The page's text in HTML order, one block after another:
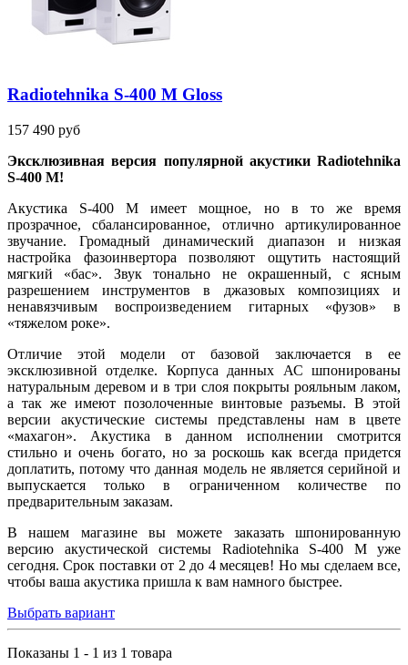
Radiotehnika S-400 M Gloss
157 490 руб
Эксклюзивная версия популярной акустики Radiotehnika
S-400 M!
Акустика S-400 M имеет мощное, но в то же время
прозрачное, сбалансированное, отлично артикулированное
звучание. Громадный динамический диапазон и низкая
настройка фазоинвертора позволяют ощутить настоящий
мягкий «бас». Звук тонально не окрашенный, с ясным
разрешением инструментов в джазовых композициях и
ненавязчивым воспроизведением гитарных «фузов» в
«тяжелом роке».
Отличие этой модели от базовой заключается в ее
эксклюзивной отделке. Корпуса данных АС шпонированы
натуральным деревом и в три слоя покрыты рояльным лаком,
а так же имеют позолоченные винтовые разъемы. В этой
версии акустические системы представлены нам в цвете
«махагон». Акустика в данном исполнении смотрится
стильно и очень богато, но за роскошь как всегда придется
доплатить, потому что данная модель не является серийной и
выпускается только в ограниченном количестве по
предварительным заказам.
В нашем магазине вы можете заказать шпонированную
версию акустической системы Radiotehnika S-400 M уже
сегодня. Срок поставки от 2 до 4 месяцев! Но мы сделаем все,
чтобы ваша акустика пришла к вам намного быстрее.
Выбрать вариант
Показаны 1 - 1 из 1 товара